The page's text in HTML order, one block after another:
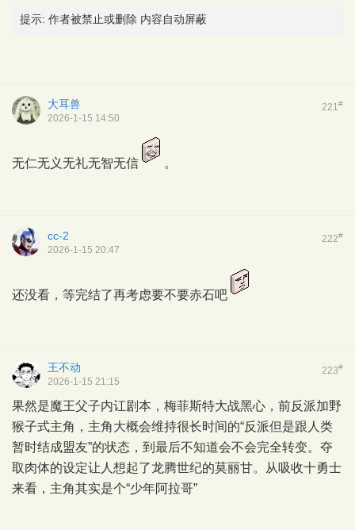
提示: 作者被禁止或删除 内容自动屏蔽
221#
大耳兽
2026-1-15 14:50
无仁无义无礼无智无信 。
222#
cc-2
2026-1-15 20:47
还没看，等完结了再考虑要不要赤石吧
223#
王不动
2026-1-15 21:15
果然是魔王父子内讧剧本，梅菲斯特大战黑心，前反派加野
猴子式主角，主角大概会维持很长时间的“反派但是跟人类
暂时结成盟友”的状态，到最后不知道会不会完全转变。夺
取肉体的设定让人想起了龙腾世纪的莫丽甘。从吸收十勇士
来看，主角其实是个“少年阿拉哥”